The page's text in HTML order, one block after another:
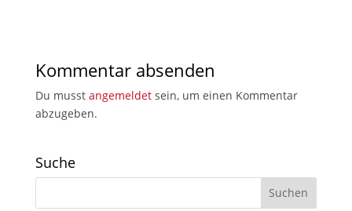
Kommentar absenden
Du musst angemeldetsein, um einen Kommentar
abzugeben.
Suche